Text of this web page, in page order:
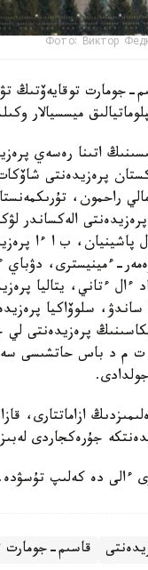
Фото: Виктор
جومارت توقايەۆتىڭ
ميسسيالار
اتىنا رەسەي
پرەزيدەنتى
راحمون،
الەكساندر
پاشينيان، ب ا ءا
ءمينيسترى،
ءال ءتاني، يتاليا
ساندۋ، سلوۆاكيا
پرەزيدەنتى
م د باس حاتشىسى
ازاماتتارى،
جۇرەكجاردى
ءالى دە كەلىپ تۇسۋدە.
قاسىم-جومارت